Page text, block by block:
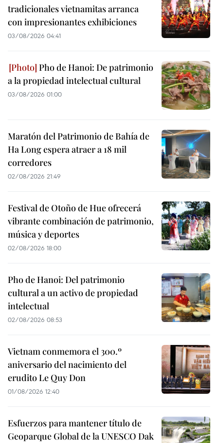
tradicionales vietnamitas arranca
con impresionantes exhibiciones
03/08/2026 04:41
Pho de Hanoi: De patrimonio
a la propiedad intelectual cultural
03/08/2026 01:00
Maratón del Patrimonio de Bahía de
Ha Long espera atraer a 18 mil
corredores
02/08/2026 21:49
Festival de Otoño de Hue ofrecerá
vibrante combinación de patrimonio,
música y deportes
02/08/2026 18:00
Pho de Hanoi: Del patrimonio
cultural a un activo de propiedad
intelectual
02/08/2026 08:53
Vietnam conmemora el 300.º
aniversario del nacimiento del
erudito Le Quy Don
01/08/2026 12:40
Esfuerzos para mantener título de
Geoparque Global de la UNESCO Dak